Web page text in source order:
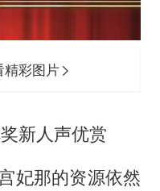
精彩图片
新人声优赏
妃那的资源依然